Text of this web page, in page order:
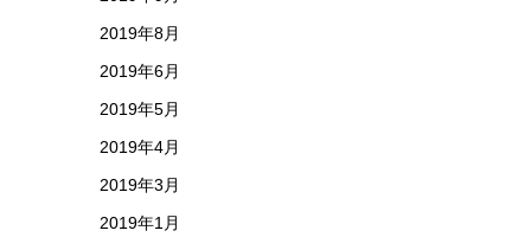
2019年8月
2019年6月
2019年5月
2019年4月
2019年3月
2019年1月